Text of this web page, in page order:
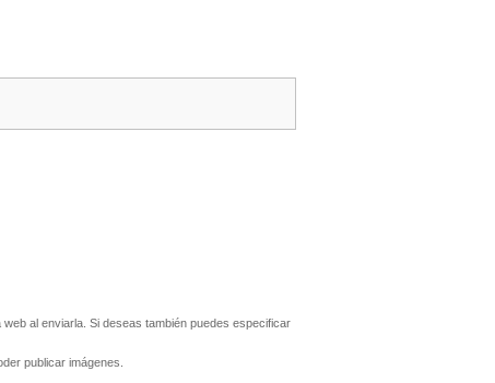
al enviarla. Si deseas también puedes especificar
publicar imágenes.